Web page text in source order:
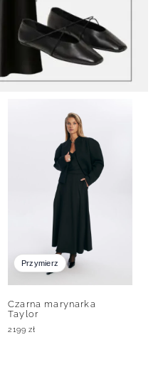
Przymierz
Czarna marynarka
Taylor
2199zł